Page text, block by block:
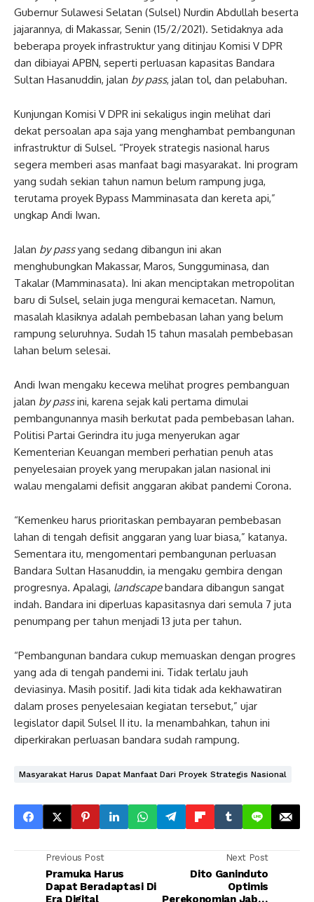
Gubernur Sulawesi Selatan (Sulsel) Nurdin Abdullah beserta
jajarannya, di Makassar, Senin (15/2/2021). Setidaknya ada
beberapa proyek infrastruktur yang ditinjau Komisi V DPR
dan dibiayai APBN, seperti perluasan kapasitas Bandara
Sultan Hasanuddin, jalan by pass, jalan tol, dan pelabuhan.
Kunjungan Komisi V DPR ini sekaligus ingin melihat dari
dekat persoalan apa saja yang menghambat pembangunan
infrastruktur di Sulsel. “Proyek strategis nasional harus
segera memberi asas manfaat bagi masyarakat. Ini program
yang sudah sekian tahun namun belum rampung juga,
terutama proyek Bypass Mamminasata dan kereta api,”
ungkap Andi Iwan.
Jalan by passyang sedang dibangun ini akan
menghubungkan Makassar, Maros, Sungguminasa, dan
Takalar (Mamminasata). Ini akan menciptakan metropolitan
baru di Sulsel, selain juga mengurai kemacetan. Namun,
masalah klasiknya adalah pembebasan lahan yang belum
rampung seluruhnya. Sudah 15 tahun masalah pembebasan
lahan belum selesai.
Andi Iwan mengaku kecewa melihat progres pembanguan
jalan by passini, karena sejak kali pertama dimulai
pembangunannya masih berkutat pada pembebasan lahan.
Politisi Partai Gerindra itu juga menyerukan agar
Kementerian Keuangan memberi perhatian penuh atas
penyelesaian proyek yang merupakan jalan nasional ini
walau mengalami defisit anggaran akibat pandemi Corona.
“Kemenkeu harus prioritaskan pembayaran pembebasan
lahan di tengah defisit anggaran yang luar biasa,” katanya.
Sementara itu, mengomentari pembangunan perluasan
Bandara Sultan Hasanuddin, ia mengaku gembira dengan
progresnya. Apalagi, landscapebandara dibangun sangat
indah. Bandara ini diperluas kapasitasnya dari semula 7 juta
penumpang per tahun menjadi 13 juta per tahun.
“Pembangunan bandara cukup memuaskan dengan progres
yang ada di tengah pandemi ini. Tidak terlalu jauh
deviasinya. Masih positif. Jadi kita tidak ada kekhawatiran
dalam proses penyelesaian kegiatan tersebut,” ujar
legislator dapil Sulsel II itu. Ia menambahkan, tahun ini
diperkirakan perluasan bandara sudah rampung.
Masyarakat Harus Dapat Manfaat Dari Proyek Strategis Nasional
Previous Post
Pramuka Harus
Dapat Beradaptasi Di
Era Digital
Next Post
Dito Ganinduto
Optimis
Perekonomian Jabar